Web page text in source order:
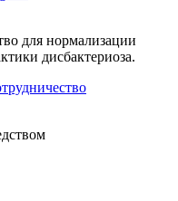
для нормализации
дисбактериоза.